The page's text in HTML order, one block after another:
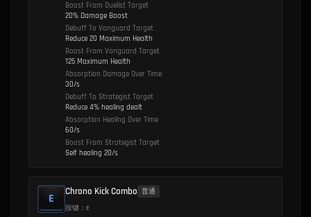
Boost From Duelist Target
20% Damage Boost
Debuff To Vanguard Target
Reduce 20 Maximum Health
Boost From Vanguard Target
125 Maximum Health
Absorption Damage Over Time
30/s
Debuff To Strategist Target
Reduce 4% healing dealt
Absorption Healing Over Time
60/s
Boost From Strategist Target
Self healing 20/s
E Chrono Kick Combo 普通
按键：E